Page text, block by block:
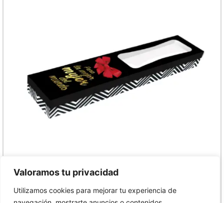
Valoramos tu privacidad
Utilizamos cookies para mejorar tu experiencia de